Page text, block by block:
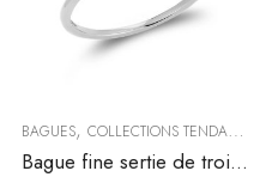
TENDANCES
BAGUES, COLLECTIONS TENDANCES
Bague fine sertie de trois diamants